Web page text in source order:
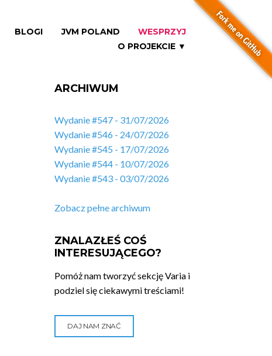
BLOGI JVM POLAND
WESPRZYJ
O PROJEKCIE ▼
ARCHIWUM
Wydanie #547 - 31/07/2026
Wydanie #546 - 24/07/2026
Wydanie #545 - 17/07/2026
Wydanie #544 - 10/07/2026
Wydanie #543 - 03/07/2026
Zobacz pełne archiwum
ZNALAZŁEŚ COŚ
INTERESUJĄCEGO?
Pomóż nam tworzyć sekcję Varia i
podziel się ciekawymi treściami!
DAJ NAM ZNAĆ